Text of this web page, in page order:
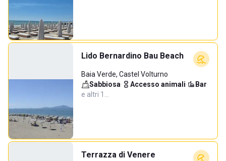
Lido Bernardino Bau Beach
Baia Verde, Castel Volturno
Sabbiosa· Accesso animali· Bar·
e altri 1…
Terrazza di Venere